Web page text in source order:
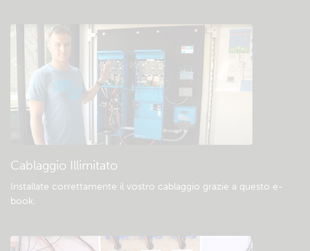
Verificate la base di conoscenze della
comunità
Download e documentazione generali
Cablaggio Illimitato
Installate correttamente il vostro cablaggio grazie a questo e-
book.